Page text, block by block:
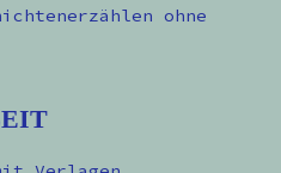
ohne